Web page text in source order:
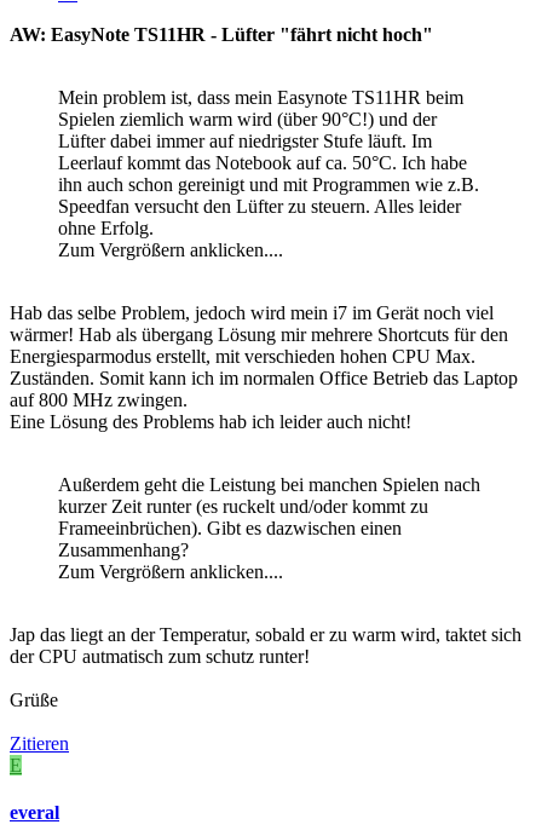
AW: EasyNote TS11HR - Lüfter "fährt nicht hoch"
Mein problem ist, dass mein Easynote TS11HR beim
Spielen ziemlich warm wird (über 90°C!) und der
Lüfter dabei immer auf niedrigster Stufe läuft. Im
Leerlauf kommt das Notebook auf ca. 50°C. Ich habe
ihn auch schon gereinigt und mit Programmen wie z.B.
Speedfan versucht den Lüfter zu steuern. Alles leider
ohne Erfolg.
Zum Vergrößern anklicken....
Hab das selbe Problem, jedoch wird mein i7 im Gerät noch viel
wärmer! Hab als übergang Lösung mir mehrere Shortcuts für den
Energiesparmodus erstellt, mit verschieden hohen CPU Max.
Zuständen. Somit kann ich im normalen Office Betrieb das Laptop
auf 800 MHz zwingen.
Eine Lösung des Problems hab ich leider auch nicht!
Außerdem geht die Leistung bei manchen Spielen nach
kurzer Zeit runter (es ruckelt und/oder kommt zu
Frameeinbrüchen). Gibt es dazwischen einen
Zusammenhang?
Zum Vergrößern anklicken....
Jap das liegt an der Temperatur, sobald er zu warm wird, taktet sich
der CPU autmatisch zum schutz runter!
Grüße
Zitieren
E
everal